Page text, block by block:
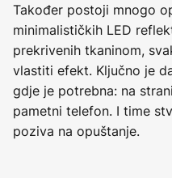
Također postoji mnogo
minimalističkih LED
prekrivenih tkaninom,
vlastiti efekt. Ključno je
gdje je potrebna: na
pametni telefon. I time
poziva na opuštanje.